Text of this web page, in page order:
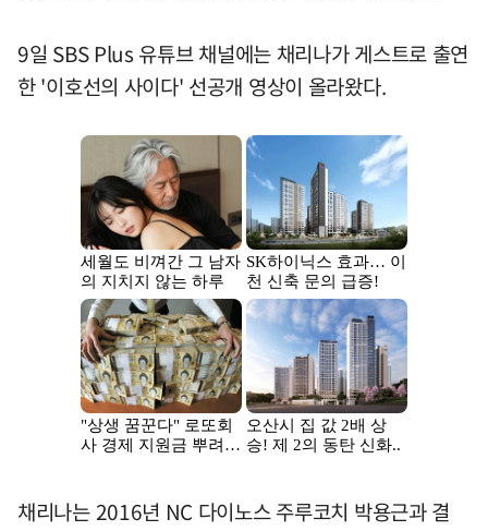
9일 SBS Plus 유튜브 채널에는 채리나가 게스트로 출연
한 '이호선의 사이다' 선공개 영상이 올라왔다.
채리나는 2016년 NC 다이노스 주루코치 박용근과 결